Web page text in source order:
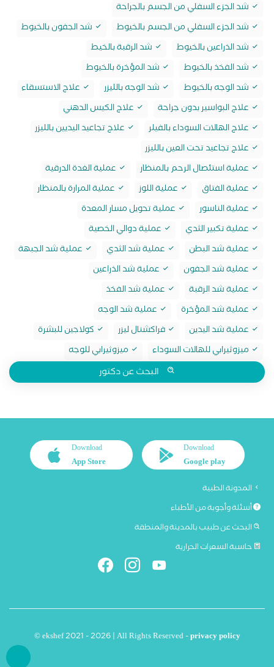
شد الجزء السفلي من الجسم بالجراحة
شد الجزء السفلي من الجسم بالخيوط
شد الجفون بالخيوط
شد الذراعين بالخيوط
شد الرقبة بالخيط
شد الفخذ بالخيوط
شد المؤخرة بالخيوط
شد الوجه بالخيوط
شد الوجه بالليزر
علاج الاستسقاء
علاج البواسير بدون جراحة
علاج الكيس الدهني
علاج الهالات السوداء بالفيلر
علاج تجاعيد اليديين بالليزر
علاج تجاعيد تحت العين بالليزر
عملية استئصال الرحم بالمنظار
عملية الغدة الدرقية
عملية الفتاق
عملية اللوز
عملية المرارة بالمنظار
عملية الناسور
عملية تحويل مسار المعدة
عملية تكبير الثدي
عملية دوالي الخصية
عملية شد البطن
عملية شد الثدي
عملية شد الجبهة
عملية شد الجفون
عملية شد الذراعين
عملية شد الرقبة
عملية شد الفخذ
عملية شد المؤخرة
عملية شد الوجه
عملية شد اليدين
فراكشنال ليزر
كولاجين للبشرة
ميزوثيرابي للهالات السوداء
ميزوثيرابي للوجه
البحث عن دكتور
Download
Google play
Download
App Store
المدونة الطبية
أسئلة وأجوبة من الأطباء
البحث عن طبيب بالمدينة والمنطقة
حاسبة السعرات الحرارية
© ekshef 2021 - 2026 | All Rights Reserved -privacy policy